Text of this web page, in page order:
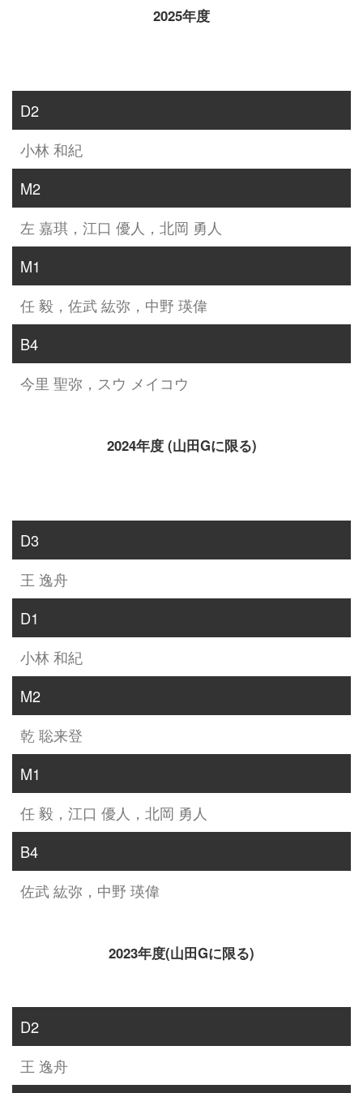
2025年度
D2
小林 和紀
M2
左 嘉琪，江口 優人，北岡 勇人
M1
任 毅，佐武 紘弥，中野 瑛偉
B4
今里 聖弥，スウ メイコウ
2024年度 (山田Gに限る)
D3
王 逸舟
D1
小林 和紀
M2
乾 聡来登
M1
任 毅，江口 優人，北岡 勇人
B4
佐武 紘弥，中野 瑛偉
2023年度(山田Gに限る)
D2
王 逸舟